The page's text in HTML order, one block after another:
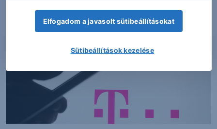
Elfogadom a javasolt sütibeállításokat
Sütibeállítások kezelése